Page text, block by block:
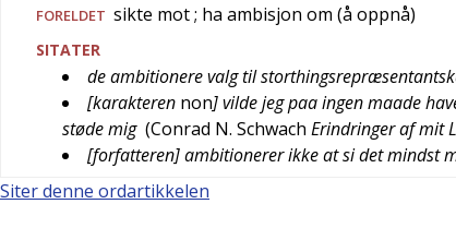
FORELDET sikte mot; ha ambisjon om (å oppnå)
SITATER
de ambitionere valg til
[karakteren non] vilde jeg paa ingen maade
støde mig (Conrad N. Schwach Erindringer af mit
[forfatteren] ambitionerer ikke at si det mindst
Siter denne ordartikkelen